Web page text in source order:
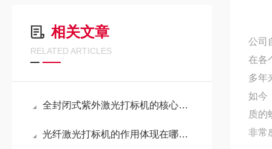
相关文章
RELATED ARTICLES
全封闭式紫外激光打标机的核心应用场景
光纤激光打标机的作用体现在哪些方面？
公司
在各
多年
如今
质的
非常